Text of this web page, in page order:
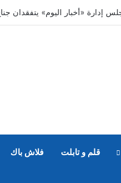
تعديل رغباتهم حتى 7 مساء الأحد 9 أغسطس
قلم و تابلت فلاش باك